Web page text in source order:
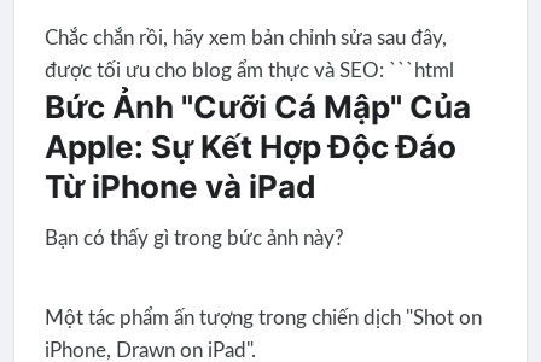
Chắc chắn rồi, hãy xem bản chỉnh sửa sau đây,
được tối ưu cho blog ẩm thực và SEO: ```html
Bức Ảnh "Cưỡi Cá Mập" Của
Apple: Sự Kết Hợp Độc Đáo
Từ iPhone và iPad
Bạn có thấy gì trong bức ảnh này?
Một tác phẩm ấn tượng trong chiến dịch "Shot on
iPhone, Drawn on iPad".